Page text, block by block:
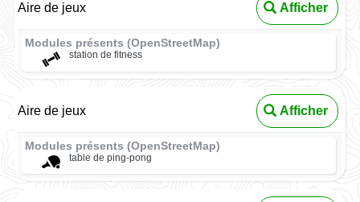
Aire de jeux Afficher
Modules présents (OpenStreetMap)
station de fitness
Aire de jeux Afficher
Modules présents (OpenStreetMap)
table de ping-pong